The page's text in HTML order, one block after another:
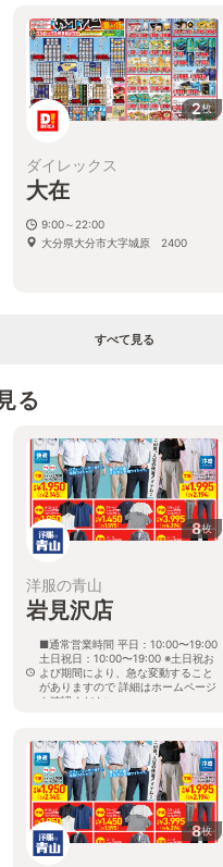
2枚
ダイレックス
大在
9:00～22:00
大分県大分市大字城原 2400
すべて見る
る
8枚
洋服の青山
岩見沢店
■通常営業時間 平日：10:00〜19:00
土日祝日：10:00〜19:00 ※土日祝お
よび期間により、急な変動すること
がありますので 詳細はホームページ
を確認ください
8枚